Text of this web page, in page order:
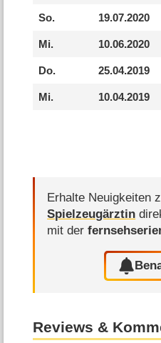
So. 19.07.2020
Mi. 10.06.2020
Do. 25.04.2019
Mi. 10.04.2019
Erhalte Neuigkeiten
Spielzeugärztin
mit der
Reviews &